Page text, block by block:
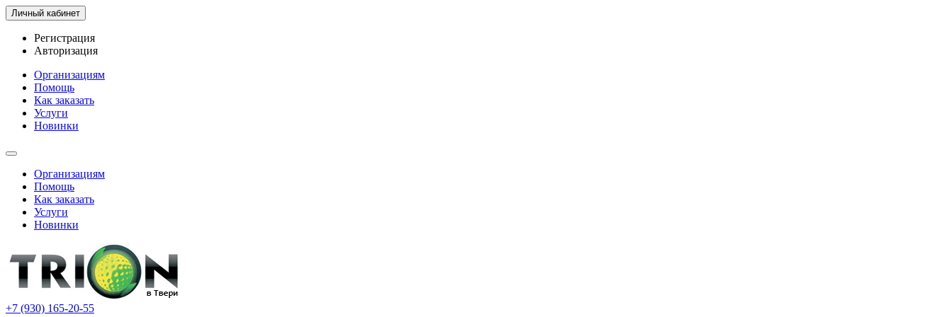
Личный кабинет
Регистрация
Авторизация
Организациям
Помощь
Как заказать
Услуги
Новинки
Организациям
Помощь
Как заказать
Услуги
Новинки
+7 (930) 165-20-55